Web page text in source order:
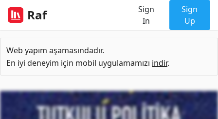
Raf
Sign
In
Sign
Up
Web yapım aşamasındadır.
En iyi deneyim için mobil uygulamamızı indir.